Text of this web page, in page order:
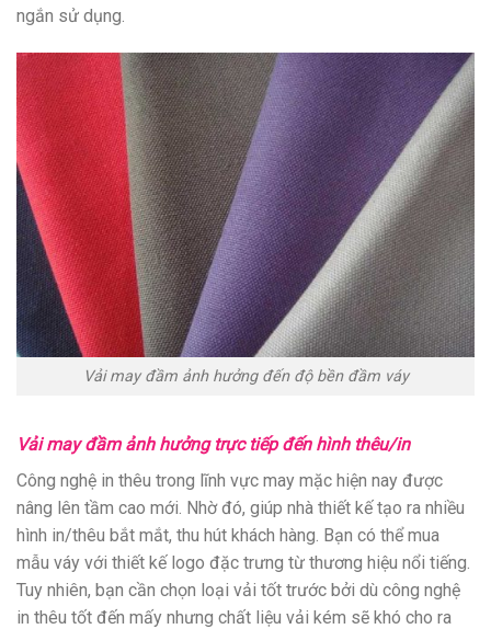
ngắn sử dụng.
Vải may đầm ảnh hưởng đến độ bền đầm váy
Vải may đầm ảnh hưởng trực tiếp đến hình thêu/in
Công nghệ in thêu trong lĩnh vực may mặc hiện nay được
nâng lên tầm cao mới. Nhờ đó, giúp nhà thiết kế tạo ra nhiều
hình in/thêu bắt mắt, thu hút khách hàng. Bạn có thể mua
mẫu váy với thiết kế logo đặc trưng từ thương hiệu nổi tiếng.
Tuy nhiên, bạn cần chọn loại vải tốt trước bởi dù công nghệ
in thêu tốt đến mấy nhưng chất liệu vải kém sẽ khó cho ra